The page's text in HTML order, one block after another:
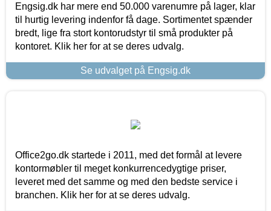
Engsig.dk har mere end 50.000 varenumre på lager, klar
til hurtig levering indenfor få dage. Sortimentet spænder
bredt, lige fra stort kontorudstyr til små produkter på
kontoret. Klik her for at se deres udvalg.
Se udvalget på Engsig.dk
Office2go.dk startede i 2011, med det formål at levere
kontormøbler til meget konkurrencedygtige priser,
leveret med det samme og med den bedste service i
branchen. Klik her for at se deres udvalg.